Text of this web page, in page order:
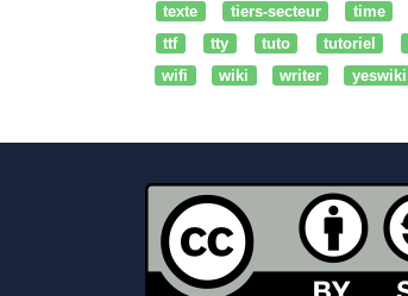
texte
tiers-secteur time
ttf
tty tuto tutoriel
wifi
wiki writer yeswiki